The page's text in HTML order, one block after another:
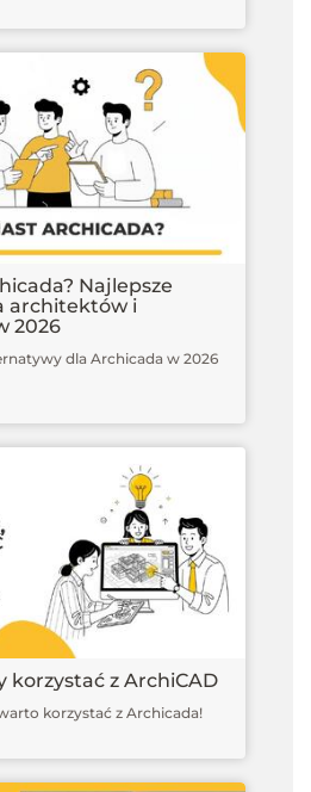
Najlepsze
architektów i
2026
dla Archicada w 2026
korzystać z ArchiCAD
korzystać z Archicada!